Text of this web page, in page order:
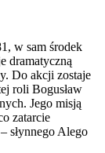
w sam środek
dramatyczną
Do akcji zostaje
roli Bogusław
Jego misją
zatarcie
słynnego Alego